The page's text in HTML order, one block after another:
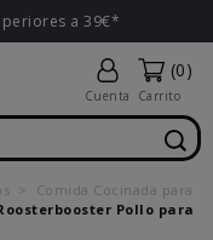
a 39€*
Cuenta
(0)
Carrito
Comida Cocinada para
Pollo para